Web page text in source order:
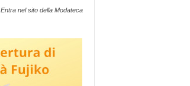
Entra nel sito della Modateca